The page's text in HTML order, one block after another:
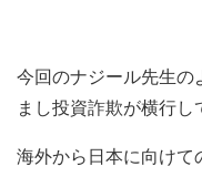
今回のナジール先生の
まし投資詐欺が横行し
海外から日本に向けて